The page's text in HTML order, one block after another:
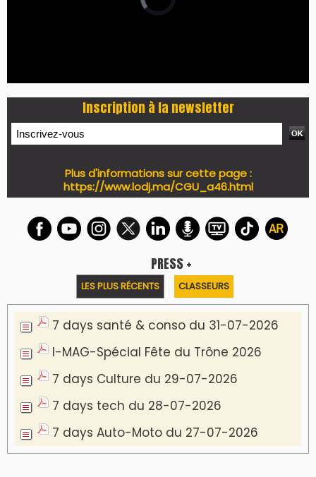
Inscription à la newsletter
Plus d'informations sur cette page :
https://www.lodj.ma/CGU_a46.html
PRESS +
LES PLUS RÉCENTS CLASSEURS
7 days santé & conso du 31-07-2026
I-MAG-Spécial Fête du Trône 2026
7 days Culture du 29-07-2026
7 days tech du 28-07-2026
7 days Auto-Moto du 27-07-2026